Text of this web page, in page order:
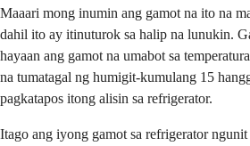
Maaari mong inumin ang gamot na ito na
dahil ito ay itinuturok sa halip na lunukin.
hayaan ang gamot na umabot sa
na tumatagal ng humigit-kumulang 15
pagkatapos itong alisin sa refrigerator.
Itago ang iyong gamot sa refrigerator